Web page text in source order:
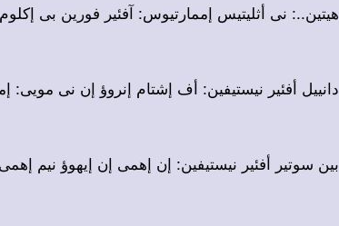
هيتين..: نى أثليتيس إممارتيوس: آفئير فورين بى
دانييل أفئير نيستيفين: أف إشتام إنروؤ إن نى مويى:
بين سوتير أفئير نيستيفين: إن إهمى إن إيهوؤ نيم